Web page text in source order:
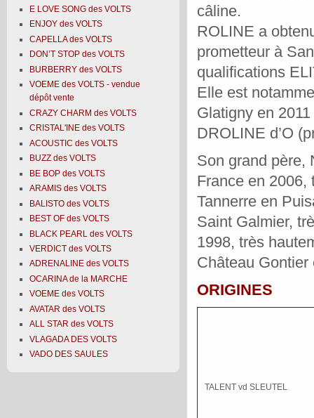
E LOVE SONG des VOLTS
ENJOY des VOLTS
CAPELLA des VOLTS
DON’T STOP des VOLTS
BURBERRY des VOLTS
VOEME des VOLTS - vendue
dépôt vente
CRAZY CHARM des VOLTS
CRISTAL'INE des VOLTS
ACOUSTIC des VOLTS
BUZZ des VOLTS
BE BOP des VOLTS
ARAMIS des VOLTS
BALISTO des VOLTS
BEST OF des VOLTS
BLACK PEARL des VOLTS
VERDICT des VOLTS
ADRENALINE des VOLTS
OCARINA de la MARCHE
VOEME des VOLTS
AVATAR des VOLTS
ALL STAR des VOLTS
VLAGADA DES VOLTS
VADO DES SAULES
câline.
ROLINE a
prometteur à
qualifications
Elle est
Glatigny en
DROLINE d’O
Son grand père,
France en 2006,
Tannerre en
Saint Galmier,
1998, très
Château Gontier
ORIGINES
TALENT vd SLEUTEL